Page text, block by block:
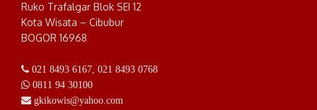
Ruko Trafalgar Blok SEI 12
Kota Wisata – Cibubur
BOGOR 16968
021 8493 6167 021 8493 0768
0811 94 30100
gkikowis@yahoo.com